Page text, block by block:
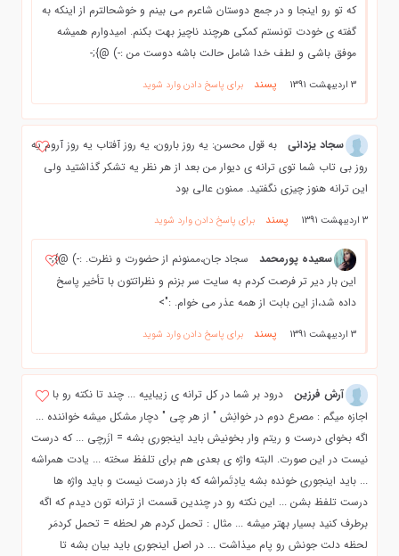
که تو رو اینجا و در جمع دوستان شاعرم می بینم و خوشحالترم از اینکه به
گفته ی خودت تونستم کمکی هرچند ناچیز بهت بکنم. امیدوارم همیشه
موفق باشی و لطف خدا شامل حالت باشه دوست من :-) @};-
3 اردیبهشت 1391 پسند برای پاسخ دادن وارد شوید
سجاد یزدانی
به قول محسن: یه روز بارون، یه روز آفتاب یه روز آروم یه
روز بی تاب شما توی ترانه ی دیوار من بعد از هر نظر یه تشکر گذاشتید ولی
این ترانه هنوز چیزی نگفتید. ممنون عالی بود
3 اردیبهشت 1391 پسند برای پاسخ دادن وارد شوید
سعیده پورمحمد
سجاد جان،ممنونم از حضورت و نظرت. :-) @};-
این بار دیر تر فرصت کردم به سایت سر بزنم و نظراتتون با تأخیر پاسخ
داده شد،از این بابت از همه عذر می خوام. :">
3 اردیبهشت 1391 پسند برای پاسخ دادن وارد شوید
آرش فرزین
درود بر شما در کل ترانه ی زیباییه ... چند تا نکته رو با
اجازه میگم : مصرع دوم در خوانِش " از هر چی " دچار مشکل میشه خواننده ...
اگه بخوای درست و ریتم وار بخونیش باید اینجوری بشه = ازَرچی ... که درست
نیست در این صورت. البته واژه ی بعدی هم برای تلفظ سخته ... یادت همراشه
... باید اینجوری خونده بشه یادِتَمراشه که باز درست نیست و باید واژه ها
درست تلفظ بشن ... این نکته رو در چندین قسمت از ترانه تون دیدم که اگه
برطرف کنید بسیار بهتر میشه ... مثال : تحمل کردم هر لحظه = تحمل کردمَر
لحظه دلت جونش رو پام میذاشت ... در اصل اینجوری باید بیان بشه تا